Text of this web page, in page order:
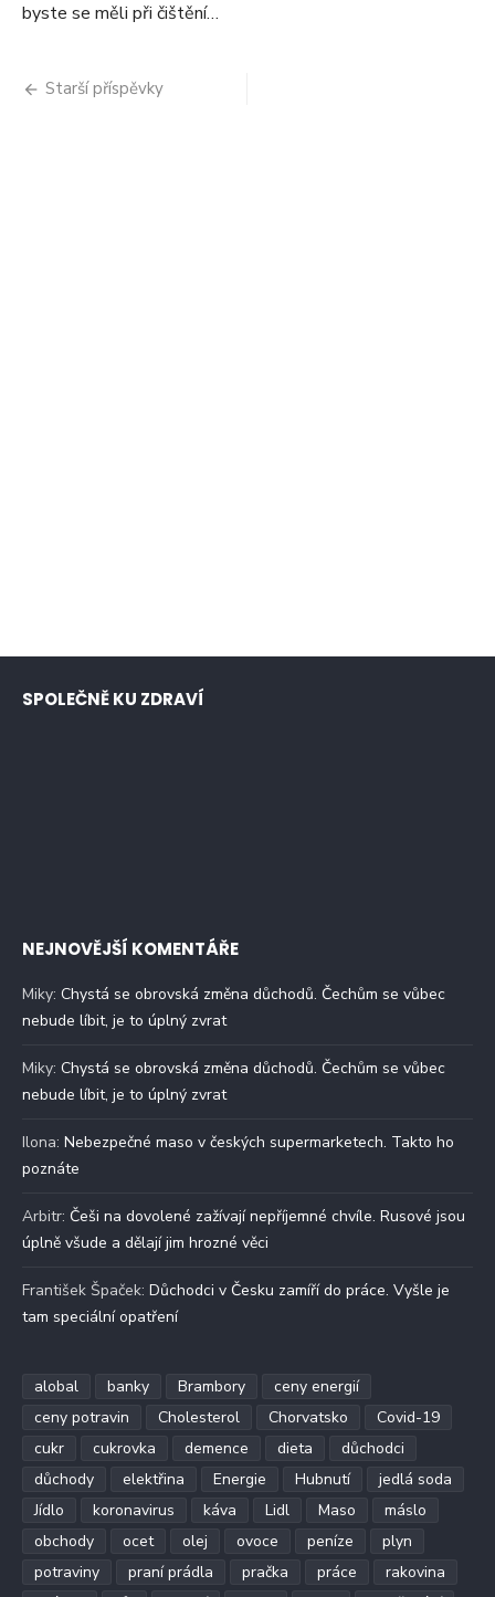
byste se měli při čištění…
Navigace
Starší příspěvky
SPOLEČNĚ KU ZDRAVÍ
NEJNOVĚJŠÍ KOMENTÁŘE
Miky: Chystá se obrovská změna důchodů. Čechům se vůbec
nebude líbit, je to úplný zvrat
Miky: Chystá se obrovská změna důchodů. Čechům se vůbec
nebude líbit, je to úplný zvrat
Ilona: Nebezpečné maso v českých supermarketech. Takto ho
poznáte
Arbitr: Češi na dovolené zažívají nepříjemné chvíle. Rusové jsou
úplně všude a dělají jim hrozné věci
František Špaček: Důchodci v Česku zamíří do práce. Vyšle je
tam speciální opatření
alobal banky Brambory
ceny energií
ceny potravin
Cholesterol Chorvatsko
Covid-19
cukr
cukrovka demence dieta
důchodci
důchody
elektřina Energie Hubnutí
jedlá soda
Jídlo
koronavirus káva Lidl Maso
máslo
obchody
ocet olej ovoce peníze
plyn
potraviny
praní prádla pračka práce
rakovina